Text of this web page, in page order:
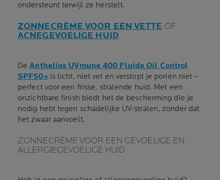
ondersteunt terwijl ze herstelt.
ZONNECRÈME VOOR EEN VETTE OF
ACNEGEVOELIGE HUID
DeAnthelios UVmune 400 Fluide Oil Control
SPF50+is licht, niet vet en verstopt je poriën niet –
perfect voor een frisse, stralende huid. Met een
onzichtbare finish biedt het de bescherming die je
nodig hebt tegen schadelijke UV-stralen, zonder dat
het zwaar aanvoelt.
ZONNECRÈME VOOR EEN GEVOELIGE EN
ALLERGIEGEVOELIGE HUID